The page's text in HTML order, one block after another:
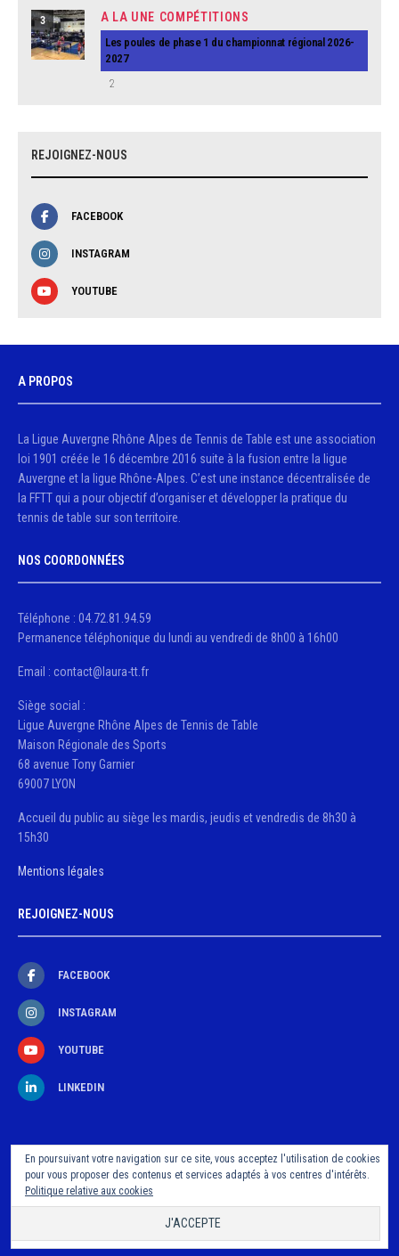
3 A LA UNE COMPÉTITIONS
Les poules de phase 1 du championnat régional 2026-
2027
2
REJOIGNEZ-NOUS
FACEBOOK
INSTAGRAM
YOUTUBE
A PROPOS
La Ligue Auvergne Rhône Alpes de Tennis de Table est une association
loi 1901 créée le 16 décembre 2016 suite à la fusion entre la ligue
Auvergne et la ligue Rhône-Alpes. C’est une instance décentralisée de
la FFTT qui a pour objectif d’organiser et développer la pratique du
tennis de table sur son territoire.
NOS COORDONNÉES
Téléphone : 04.72.81.94.59
Permanence téléphonique du lundi au vendredi de 8h00 à 16h00
Email : contact@laura-tt.fr
Siège social :
Ligue Auvergne Rhône Alpes de Tennis de Table
Maison Régionale des Sports
68 avenue Tony Garnier
69007 LYON
Accueil du public au siège les mardis, jeudis et vendredis de 8h30 à
15h30
Mentions légales
REJOIGNEZ-NOUS
FACEBOOK
INSTAGRAM
YOUTUBE
LINKEDIN
©2021 Ligue Auvergne Rhône-Alpes de Tennis de Table - Tous droits réservés
En poursuivant votre navigation sur ce site, vous acceptez l'utilisation de cookies
pour vous proposer des contenus et services adaptés à vos centres d'intérêts.
Politique relative aux cookies